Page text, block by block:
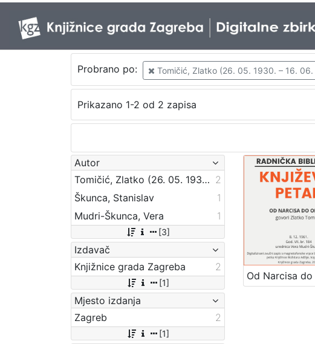
Probrano po: Tomičić, Zlatko (26. 05. 1930. – 16.
Prikazano 1-2 od 2 zapisa
Autor
Tomičić, Zlatko (26. 05. 1930. – 16. 06. 2008.) 2
Škunca, Stanislav
1
Mudri-Škunca, Vera
1
[3]
Izdavač
Knjižnice grada Zagreba
2
[1]
Mjesto izdanja
Zagreb
2
[1]